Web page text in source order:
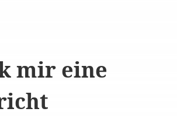
mir eine